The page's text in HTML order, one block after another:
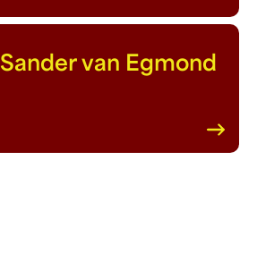
Sander van Egmond